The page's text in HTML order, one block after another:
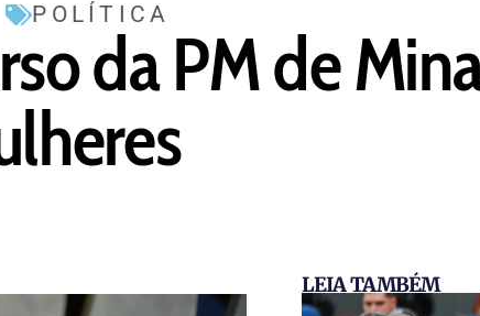
POLÍTICA
da PM de
LEIA TAMBÉM